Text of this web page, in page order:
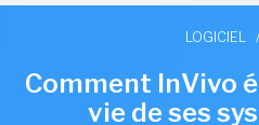
LOGICIEL /
Comment InVivo
vie de ses